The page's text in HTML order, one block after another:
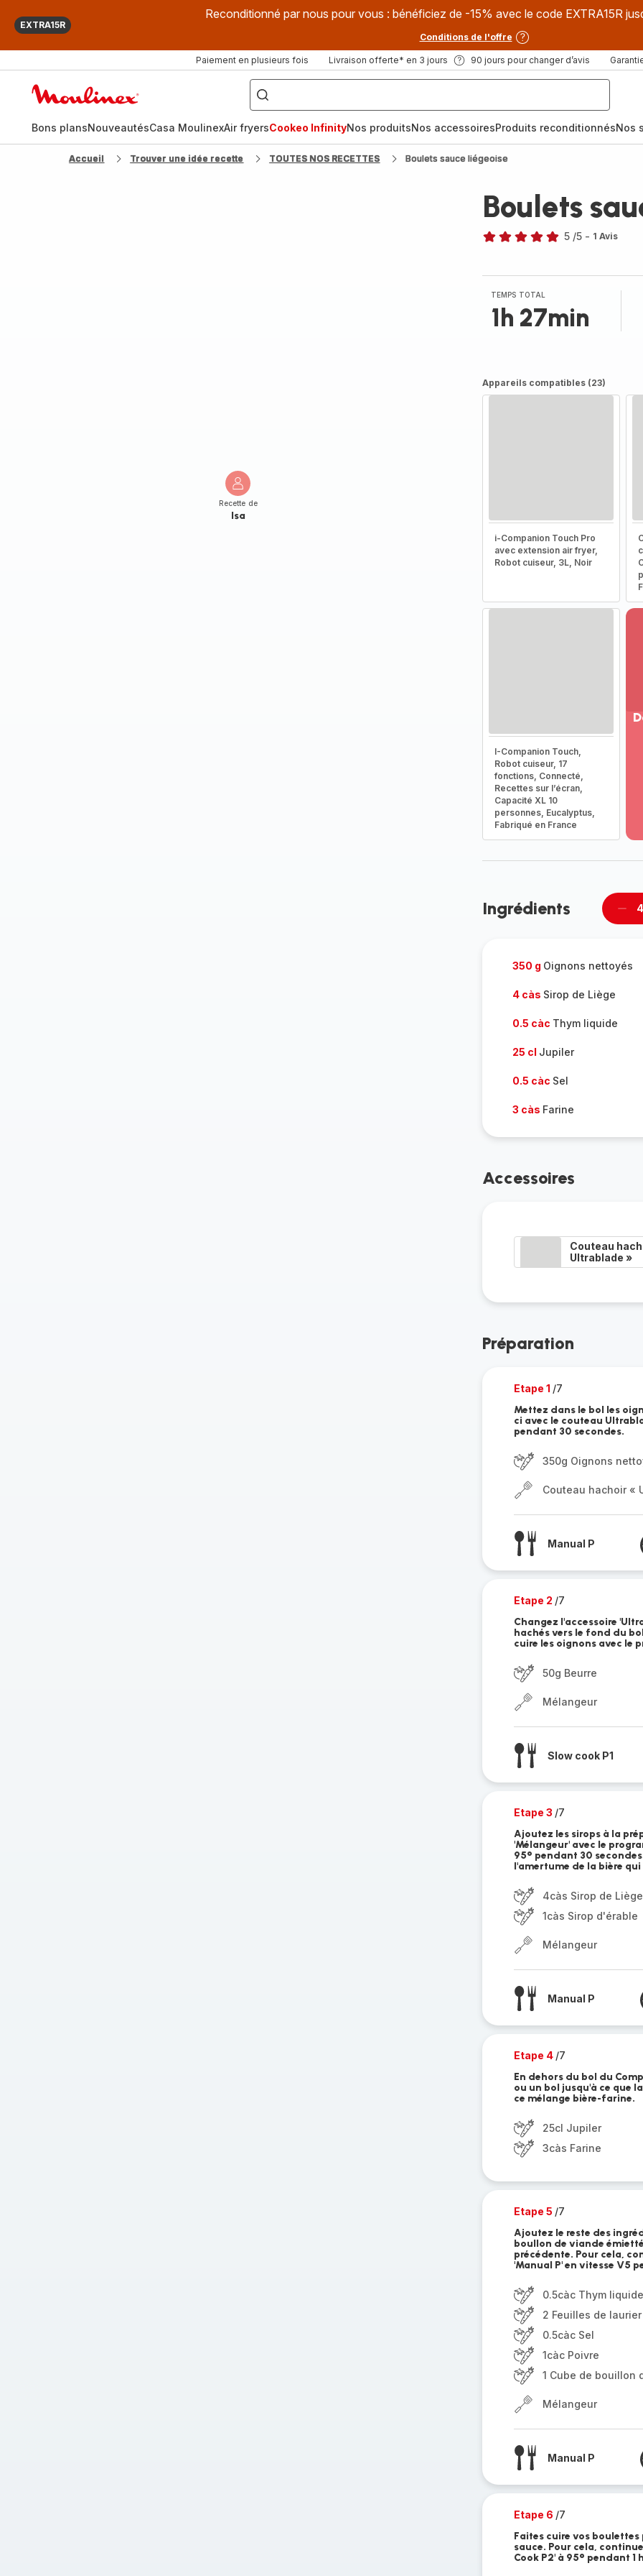
EXTRA15R
Reconditionné par nous pour vous : bénéficiez de -15% avec le code EXTRA15R
Conditions de l'offre
Paiement en plusieurs fois Livraison offerte* en 3 jours 90 jours pour changer d’avis
["Que
recherchez-
vous
?",
fryer",
"Companion"]
Bons plansNouveautésCasa MoulinexAir fryersCookeo InfinityNos produitsNos accessoiresProduits reconditionnésNos
Accueil Trouver une idée recette TOUTES NOS RECETTES Boulets sauce liégeoise
Recette de
Isa
Boulets
étoiles
(moyenne)
5 /5 - 1 Avis
TEMPS TOTAL
1h 27min
Appareils compatibles (23)
i-Companion Touch Pro
avec extension air fryer,
Robot cuiseur, 3L, Noir
I-Companion Touch,
Robot cuiseur, 17
fonctions, Connecté,
Recettes sur l’écran,
Capacité XL 10
personnes, Eucalyptus,
Fabriqué en France
Ingrédients
350 g Oignons nettoyés
4 càs Sirop de Liège
0.5 càc Thym liquide
25 cl Jupiler
0.5 càc Sel
3 càs Farine
Accessoires
Couteau
Ultrablade »
Préparation
Etape 1 /7
Mettez dans le bol les
ci avec le couteau
pendant 30 secondes.
350g Oignons
Couteau hachoir «
Manual P
Etape 2 /7
Changez l'accessoire
hachés vers le fond du
cuire les oignons avec le
50g Beurre
Mélangeur
Slow cook P1
Etape 3 /7
Ajoutez les sirops à la
'Mélangeur' avec le
95° pendant 30
l'amertume de la bière
4càs Sirop de Liège
1càs Sirop d'érable
Mélangeur
Manual P
Etape 4 /7
En dehors du bol du
ou un bol jusqu'à ce que
ce mélange bière-farine.
25cl Jupiler
3càs Farine
Etape 5 /7
Ajoutez le reste des
boullon de viande
précédente. Pour cela,
'Manual P' en vitesse V5
0.5càc Thym liquide
2 Feuilles de laurier
0.5càc Sel
1càc Poivre
1 Cube de bouillon
Mélangeur
Manual P
Etape 6 /7
Faites cuire vos
sauce. Pour cela,
Cook P2' à 95° pendant 1